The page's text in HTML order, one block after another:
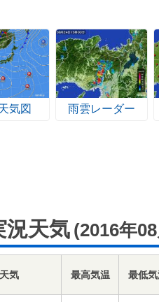
気図 雨雲レーダー
況天気 (2016年
天気 最高気温 最低